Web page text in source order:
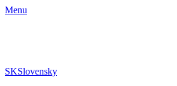
Menu
SKSlovensky